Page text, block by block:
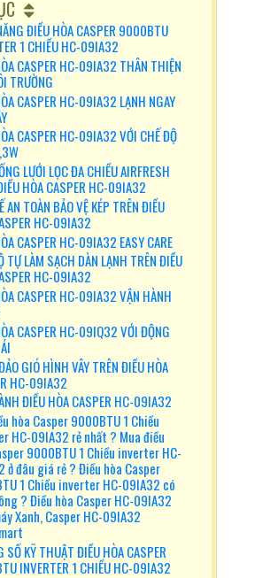
ĐIỀU HÒA CASPER 9000BTU
1 CHIỀU HC-09IA32
CASPER HC-09IA32 THÂN THIỆN
TRƯỜNG
CASPER HC-09IA32 LẠNH NGAY
CASPER HC-09IA32 VỚI CHẾ ĐỘ
LƯỚI LỌC ĐA CHIỀU AIRFRESH
HÒA CASPER HC-09IA32
AN TOÀN BẢO VỆ KÉP TRÊN ĐIỀU
HC-09IA32
CASPER HC-09IA32 EASY CARE
TỰ LÀM SẠCH DÀN LẠNH TRÊN ĐIỀU
HC-09IA32
CASPER HC-09IA32 VẬN HÀNH
CASPER HC-09IQ32 VỚI ĐỘNG
GIÓ HÌNH VÂY TRÊN ĐIỀU HÒA
HC-09IA32
ĐIỀU HÒA CASPER HC-09IA32
hòa Casper 9000BTU 1 Chiều
HC-09IA32 rẻ nhất ? Mua điều
9000BTU 1 Chiều inverter HC-
ở đâu giá rẻ ? Điều hòa Casper
1 Chiều inverter HC-09IA32 có
? Điều hòa Casper HC-09IA32
Xanh, Casper HC-09IA32
SỐ KỸ THUẬT ĐIỀU HÒA CASPER
INVERTER 1 CHIỀU HC-09IA32